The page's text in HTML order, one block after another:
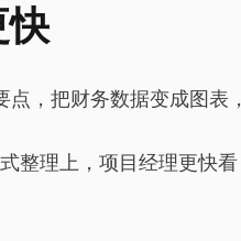
快
，把财务数据变成图表，
整理上，项目经理更快看